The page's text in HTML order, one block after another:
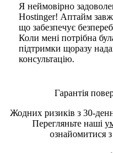
Я неймовірно
Hostinger! Аптайм
що забезпечує
Коли мені потрібна
підтримки щоразу
консультацію.
Гарантія
Жодних ризиків з 30-
Перегляньте наші
ознайомитися